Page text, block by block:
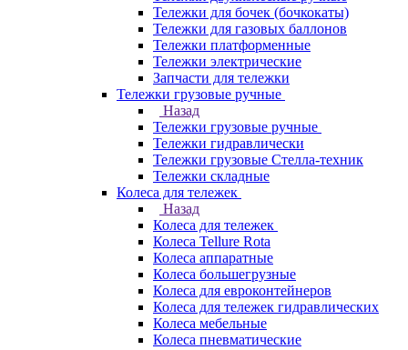
Тележки для бочек (бочкокаты)
Тележки для газовых баллонов
Тележки платформенные
Тележки электрические
Запчасти для тележки
Тележки грузовые ручные
Назад
Тележки грузовые ручные
Тележки гидравлически
Тележки грузовые Стелла-техник
Тележки складные
Колеса для тележек
Назад
Колеса для тележек
Колеса Tellure Rota
Колеса аппаратные
Колеса большегрузные
Колеса для евроконтейнеров
Колеса для тележек гидравлических
Колеса мебельные
Колеса пневматические